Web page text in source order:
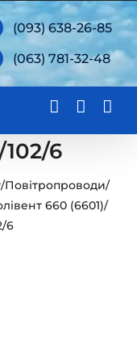
(093) 638-26-85
(063) 781-32-48
6
/Повітропроводи/
660 (6601)/
6